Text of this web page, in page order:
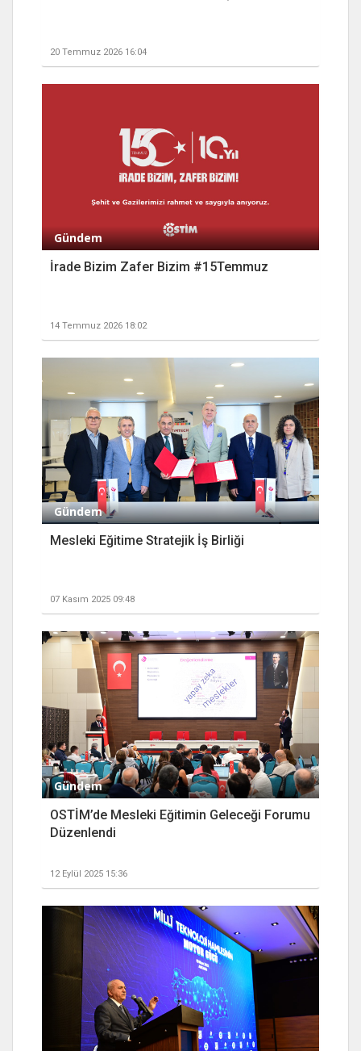
20 Temmuz 2026 16:04
Gündem
İrade Bizim Zafer Bizim #15Temmuz
14 Temmuz 2026 18:02
Gündem
Mesleki Eğitime Stratejik İş Birliği
07 Kasım 2025 09:48
Gündem
OSTİM’de Mesleki Eğitimin Geleceği Forumu
Düzenlendi
12 Eylül 2025 15:36